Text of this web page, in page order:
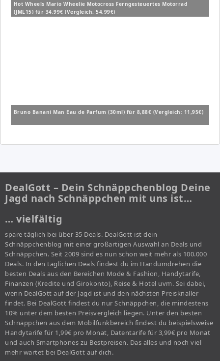
Hot Wheels Mario Wheelie Motocross Ferngesteuertes Motorrad
(JML15) für 34,99€ (Vergleich: 54,99€)
Bruno Banani Man Eau de Parfum (30ml) für 8,88€ (Vergleich: 11,95€)
DealGott – Dein Schnäppchenblog Deine
Jagd nach Schnäppchen mit uns ist…
… vielfältig
spare täglich bei über 35 Deals. DealGott ist dein
Schnäppchenblog mit einer großartigen Auswahl an Deals und
Schnäppchen. Seit 2009 sind es nun schon weit mehr als 100.000
Deals. In den täglichen Deals findest du im Handumdrehen die
besten Deals aus den Bereichen Mode & Fashion, Handytarife,
Finanzen (Kredite und Girokonto), Reise & Hotel uvm. Sei dabei,
wenn DealGott auf der Jagd ist und den nächsten Preisknaller
findet. Bei DealGott findest du nur Schnäppchen, die mindestens
10% unter dem besten Preisvergleich liegen. Unter den besten
Schnäppchen aus dem Mobilfunkbereich findest du beispielsweise
Handytarife für 1,99€ pro Monat, Datentarife für 3,99€ pro Monat
und auch Smartphones zu Bestpreisen. Das alles und noch viel
mehr wartet bei DealGott auf dich.